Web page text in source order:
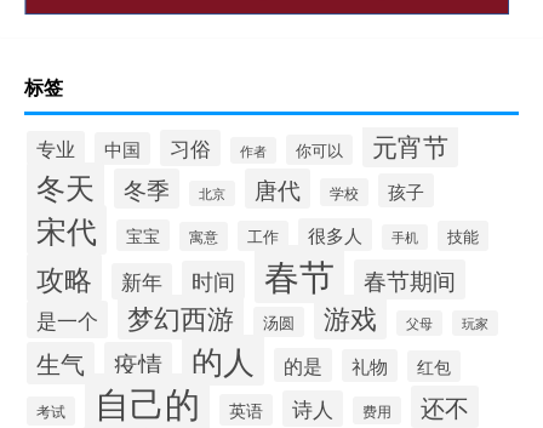
标签
专业 中国 习俗 作者 你可以 元宵节
冬天 冬季 北京 唐代 学校 孩子
宋代 宝宝 寓意 工作 很多人 手机 技能
攻略 新年 时间 春节 春节期间
是一个 梦幻西游 汤圆 游戏 父母 玩家
生气 疫情 的人 的是 礼物 红包
考试 自己的 英语 诗人 费用 还不